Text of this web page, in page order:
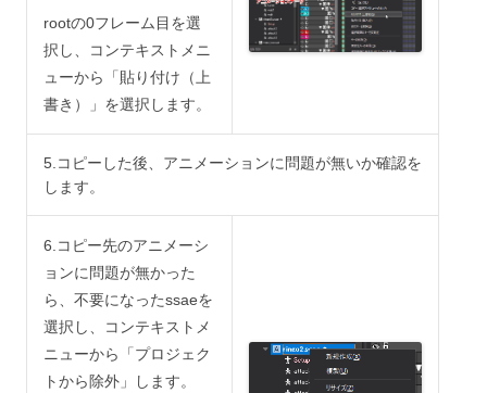
rootの0フレーム目を選
択し、コンテキストメニ
ューから「貼り付け（上
書き）」を選択します。
5.コピーした後、アニメーションに問題が無いか確認を
します。
6.コピー先のアニメーシ
ョンに問題が無かった
ら、不要になったssaeを
選択し、コンテキストメ
ニューから「プロジェク
トから除外」します。